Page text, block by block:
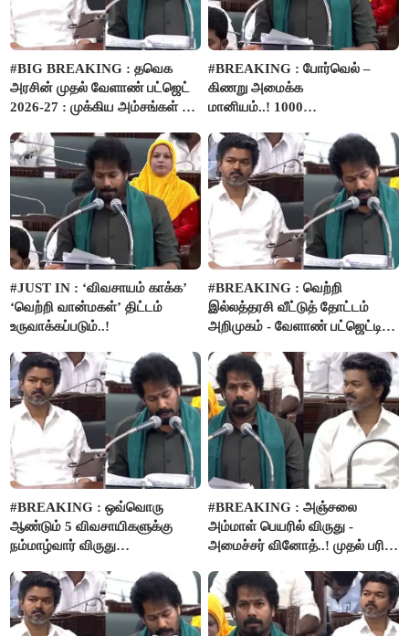
#BIG BREAKING : தவெக
அரசின் முதல் வேளாண் பட்ஜெட்
2026-27 : முக்கிய அம்சங்கள் ஓர்
#BREAKING : போர்வெல் –
கிணறு அமைக்க
மானியம்..! 1000
பம்புசெட் வழங்கப்படும்..!
#JUST IN : ‘விவசாயம் காக்க’
‘வெற்றி வான்மகள்’ திட்டம்
உருவாக்கப்படும்..!
#BREAKING : வெற்றி
இல்லத்தரசி வீட்டுத் தோட்டம்
அறிமுகம் - வேளாண் பட்ஜெட்டில்
#BREAKING : ஒவ்வொரு
ஆண்டும் 5 விவசாயிகளுக்கு
நம்மாழ்வார் விருது
#BREAKING : அஞ்சலை
அம்மாள் பெயரில் விருது -
அமைச்சர் வினோத்..! முதல் பரிசு